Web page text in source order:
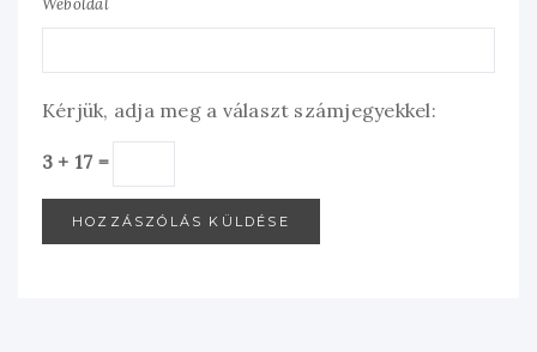
Weboldal
Kérjük, adja meg a választ számjegyekkel:
3 + 17 =